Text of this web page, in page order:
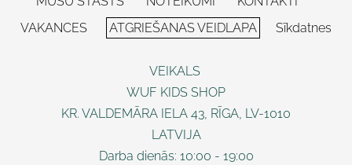
VAKANCES
ATGRIEŠANAS VEIDLAPA Sīkdatnes
VEIKALS
WUF KIDS SHOP
KR. VALDEMĀRA IELA 43, RĪGA, LV-1010
LATVIJA
Darba dienās: 10:00 - 19:00